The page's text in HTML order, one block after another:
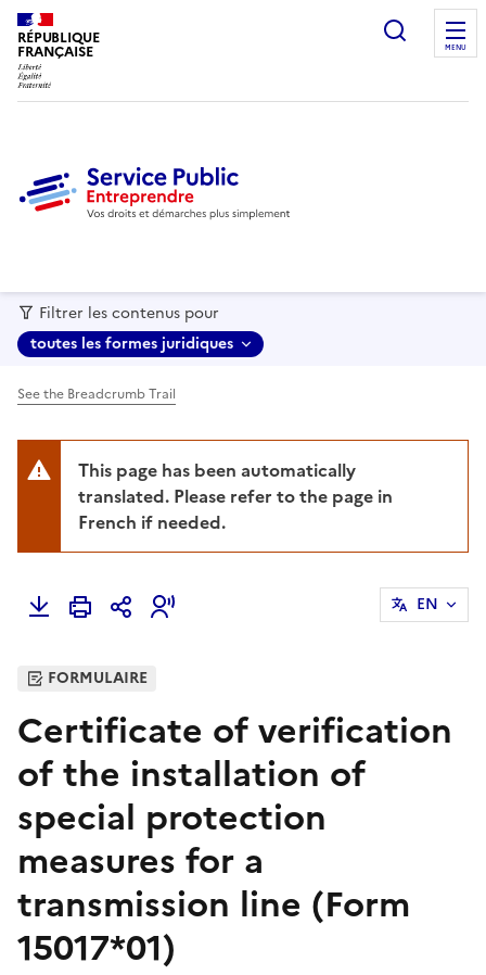
RÉPUBLIQUE
FRANÇAISE MENU
Filtrer les contenus pour
toutes les formes juridiques
See the Breadcrumb Trail
This page has been automatically
translated. Please refer to the page in
French if needed.
EN
FORMULAIRE
Certificate of verification
of the installation of
special protection
measures for a
transmission line (Form
15017*01)